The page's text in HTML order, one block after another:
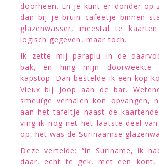
doorheen. En je kunt er donder op
dan bij je bruin cafeetje binnen
glazenwasser, meestal te
logisch gegeven, maar toch.
Ik zette mij paraplu in de
bak, en hing mijn doorweekte
kapstop. Dan bestelde ik een kop
Vieux bij Joop aan de bar.
smeuïge verhalen kon opvangen,
aan het tafeltje naast de
ving ik nog net het laatste deel
op, het was de Surinaamse
Deze vertelde: “in Suriname, ik
daar, echt te gek, met een kont,